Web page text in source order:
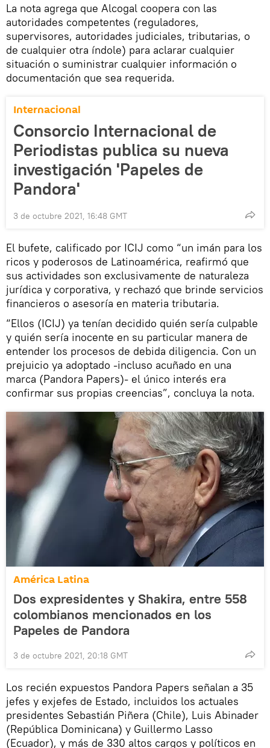
La nota agrega que Alcogal coopera con las
autoridades competentes (reguladores,
supervisores, autoridades judiciales, tributarias, o
de cualquier otra índole) para aclarar cualquier
situación o suministrar cualquier información o
documentación que sea requerida.
Internacional
Consorcio Internacional de
Periodistas publica su nueva
investigación 'Papeles de
Pandora'
3 de octubre 2021, 16:48 GMT
El bufete, calificado por ICIJ como “un imán para los
ricos y poderosos de Latinoamérica, reafirmó que
sus actividades son exclusivamente de naturaleza
jurídica y corporativa, y rechazó que brinde servicios
financieros o asesoría en materia tributaria.
“Ellos (ICIJ) ya tenían decidido quién sería culpable
y quién sería inocente en su particular manera de
entender los procesos de debida diligencia. Con un
prejuicio ya adoptado -incluso acuñado en una
marca (Pandora Papers)- el único interés era
confirmar sus propias creencias”, concluya la nota.
América Latina
Dos expresidentes y Shakira, entre 558
colombianos mencionados en los
Papeles de Pandora
3 de octubre 2021, 20:18 GMT
Los recién expuestos Pandora Papers señalan a 35
jefes y exjefes de Estado, incluidos los actuales
presidentes Sebastián Piñera (Chile), Luis Abinader
(República Dominicana) y Guillermo Lasso
(Ecuador), y más de 330 altos cargos y políticos en